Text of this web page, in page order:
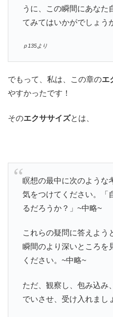
うに、この瞬間にあなた
てみてはいかがでしょう
ｐ135より
でもって、私は、この章のエ
やすかったです！
そのエクササイズとは、
瞑想の最中に次のような
気をつけてください。「
るだろうか？」~中略~
これらの疑問に答えよう
瞬間のより深いところを
ください。~中略~
ただ、観察し、包み込み
でいさせ、受け入れまし